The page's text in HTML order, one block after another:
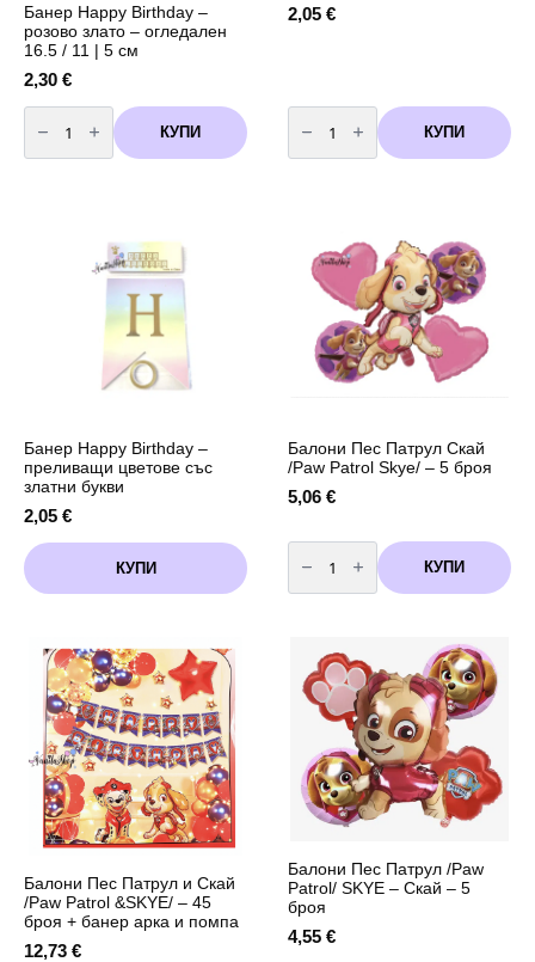
Банер Happy Birthday –
розовo злато – огледален
16.5 / 11 | 5 см
2,30 €
количество
за
Банер
Happy
КУПИ
2,05 €
количество
за
Банер
Happy
КУПИ
Банер Happy Birthday –
преливащи цветове със
златни букви
2,05 €
КУПИ
Балони Пес Патрул Скай
/Paw Patrol Skye/ – 5 броя
5,06 €
количество
за
Балони
Пес
Patrol
Skye/
броя
КУПИ
Балони Пес Патрул и Скай
/Paw Patrol &SKYE/ – 45
броя + банер арка и помпа
12,73 €
Балони Пес Патрул /Paw
Patrol/ SKYE – Скай – 5
броя
4,55 €